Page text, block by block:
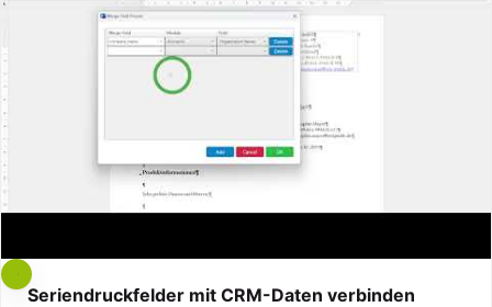
Seriendruckfelder mit CRM-Daten verbinden